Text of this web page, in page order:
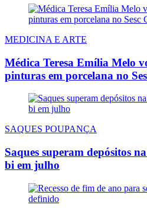
MEDICINA E ARTE
Médica Teresa Emília Melo
pinturas em porcelana no
SAQUES POUPANÇA
Saques superam depósitos
bi em julho